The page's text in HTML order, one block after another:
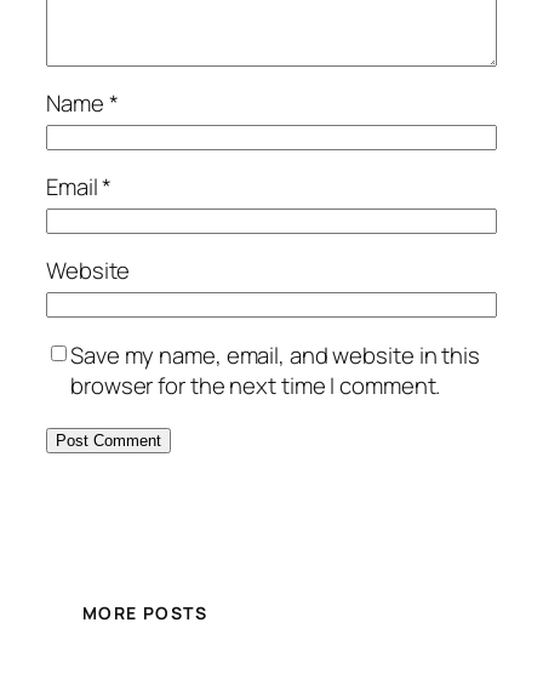
Name*
Email*
Website
Save my name, email, and website in this
browser for the next time I comment.
MORE POSTS